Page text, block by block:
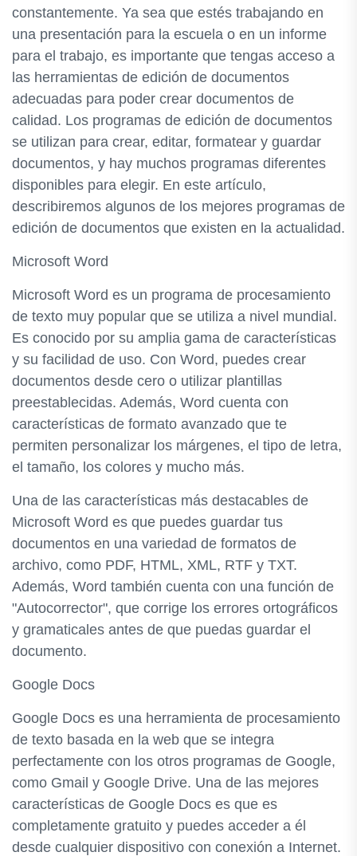
constantemente. Ya sea que estés trabajando en
una presentación para la escuela o en un informe
para el trabajo, es importante que tengas acceso a
las herramientas de edición de documentos
adecuadas para poder crear documentos de
calidad. Los programas de edición de documentos
se utilizan para crear, editar, formatear y guardar
documentos, y hay muchos programas diferentes
disponibles para elegir. En este artículo,
describiremos algunos de los mejores programas de
edición de documentos que existen en la actualidad.
Microsoft Word
Microsoft Word es un programa de procesamiento
de texto muy popular que se utiliza a nivel mundial.
Es conocido por su amplia gama de características
y su facilidad de uso. Con Word, puedes crear
documentos desde cero o utilizar plantillas
preestablecidas. Además, Word cuenta con
características de formato avanzado que te
permiten personalizar los márgenes, el tipo de letra,
el tamaño, los colores y mucho más.
Una de las características más destacables de
Microsoft Word es que puedes guardar tus
documentos en una variedad de formatos de
archivo, como PDF, HTML, XML, RTF y TXT.
Además, Word también cuenta con una función de
"Autocorrector", que corrige los errores ortográficos
y gramaticales antes de que puedas guardar el
documento.
Google Docs
Google Docs es una herramienta de procesamiento
de texto basada en la web que se integra
perfectamente con los otros programas de Google,
como Gmail y Google Drive. Una de las mejores
características de Google Docs es que es
completamente gratuito y puedes acceder a él
desde cualquier dispositivo con conexión a Internet.